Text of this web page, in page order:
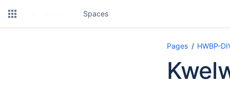
Spaces
Pages HWBP-